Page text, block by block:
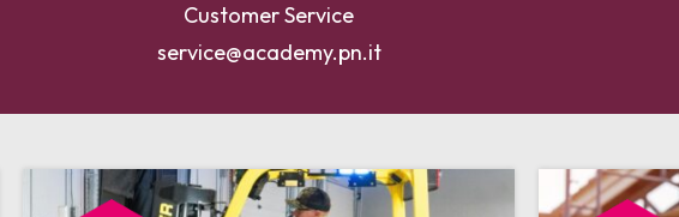
Customer Service
service@academy.pn.it